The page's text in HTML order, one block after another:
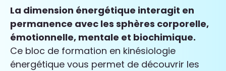
La dimension énergétique interagit en
permanence avec les sphères corporelle,
émotionnelle, mentale et biochimique.
Ce bloc de formation en kinésiologie
énergétique vous permet de découvrir les